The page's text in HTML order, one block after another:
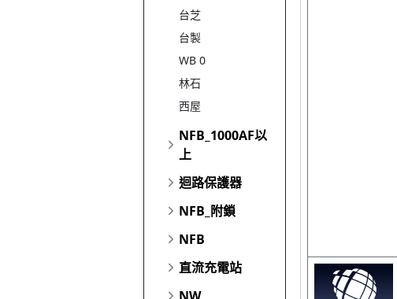
台芝
台製
WB 0
林石
西屋
NFB_1000AF以
上
迴路保護器
NFB_附鎖
NFB
直流充電站